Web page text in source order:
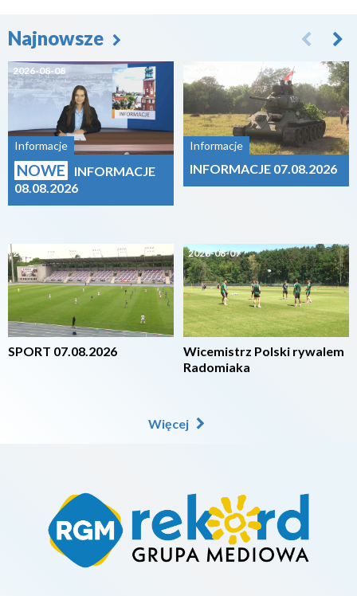
Najnowsze
2026-08-08
Informacje
NOWE
INFORMACJE
08.08.2026
2026-08-07
SPORT 07.08.2026
Informacje
INFORMACJE 07.08.2026
2026-08-07
Wicemistrz Polski rywalem
Radomiaka
Więcej